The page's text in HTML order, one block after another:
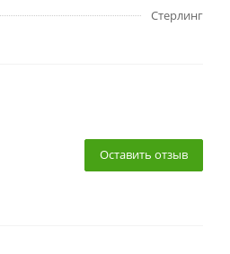
Стерлинг
Оставить отзыв